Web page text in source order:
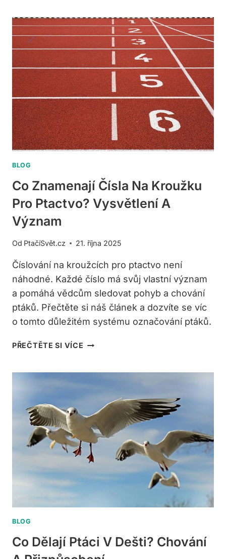
BUDKY?
MOŽNÉ
PŘÍČINY
A
ŘEŠENÍ
BLOG
Co Znamenají Čísla Na Kroužku
Pro Ptactvo? Vysvětlení A
Význam
Od PtačíSvět.cz 21. října 2025
Číslování na kroužcích pro ptactvo není
náhodné. Každé číslo má svůj vlastní význam
a pomáhá vědcům sledovat pohyb a chování
ptáků. Přečtěte si náš článek a dozvíte se víc
o tomto důležitém systému označování ptáků.
PŘEČTĚTE SI VÍCE CO
PTACTVO?
VYSVĚTLENÍ
VÝZNAM
BLOG
Co Dělají Ptáci V Dešti? Chování